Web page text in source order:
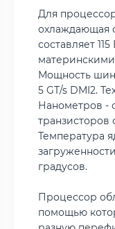
Для
охлаждающая
составляет
материнскими
Мощность
5 GT/s DMI2.
Нанометров -
транзисторов
Температура
градусов.
Процессор
помощью